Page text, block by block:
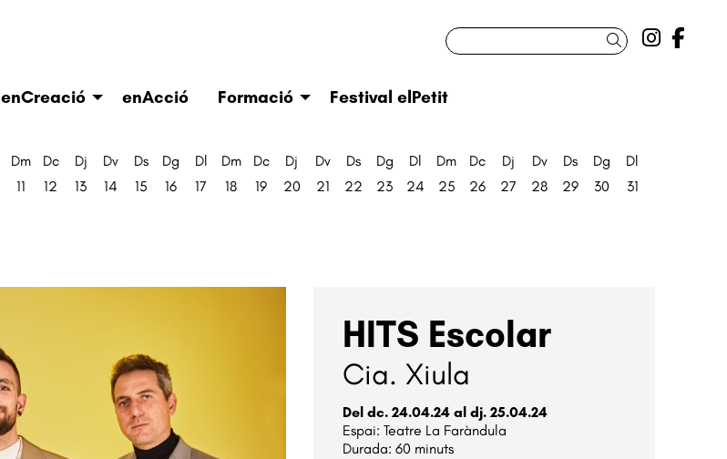
Link a
Link
Cercar
enCreació enAcció Formació Festival elPetit
Dm
11
Dc
12
Dj
13
Dv
14
Ds
15
Dg
16
Dl
17
Dm
18
Dc
19
Dj
20
Dv
21
Ds
22
Dg
23
Dl
24
Dm
25
Dc
26
Dj
27
Dv
28
Ds
29
Dg
30
Dl
31
HITS Escolar
Cia. Xiula
Del dc. 24.04.24al dj. 25.04.24
Teatre La Faràndula
Durada: 60 minuts